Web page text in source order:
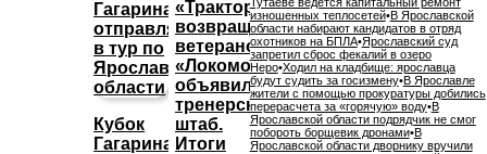
Кубок
Гагарина
Тутаеве ведется капитальный ремонт
изношенных теплосетей•В Ярославской
области набирают кандидатов в отряд
охотников на БПЛА•Ярославский суд
запретил сброс фекалий в озеро
Неро•Ходил на кладбище: ярославца
будут судить за госизмену•В Ярославле
жители с помощью прокуратуры добились
перерасчета за «горячую» воду•В
Ярославской области подрядчик не смог
побороть борщевик дронами•В
Ярославской области дворнику вручили